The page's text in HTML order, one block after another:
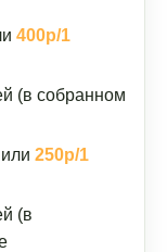
400р/1
(в собранном
или 250р/1
(в